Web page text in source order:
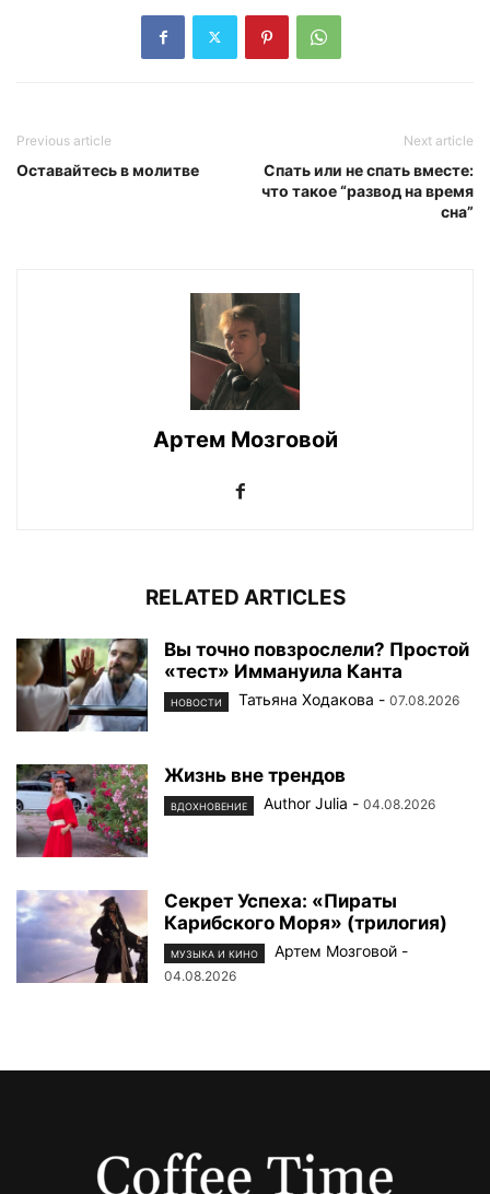
Previous article
Оставайтесь в молитве
Next article
Спать или не спать вместе:
что такое “развод на время
сна”
Артем Мозговой
RELATED ARTICLES
Вы точно повзрослели? Простой
«тест» Иммануила Канта
НОВОСТИ Татьяна Ходакова - 07.08.2026
Жизнь вне трендов
ВДОХНОВЕНИЕ Author Julia - 04.08.2026
Секрет Успеха: «Пираты
Карибского Моря» (трилогия)
МУЗЫКА И КИНО Артем Мозговой -
04.08.2026